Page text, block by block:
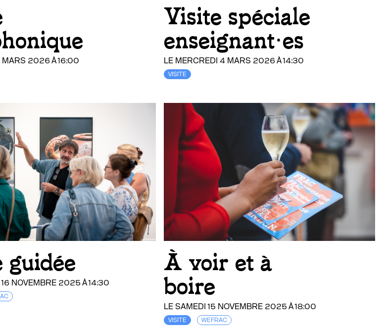
MARS 2026 À 16:00
Visite spéciale
enseignant·es
LE MERCREDI 4 MARS 2026 À 14:30
VISITE
guidée
NOVEMBRE 2025 À 14:30
À voir et à
boire
LE SAMEDI 15 NOVEMBRE 2025 À 18:00
VISITE WEFRAC